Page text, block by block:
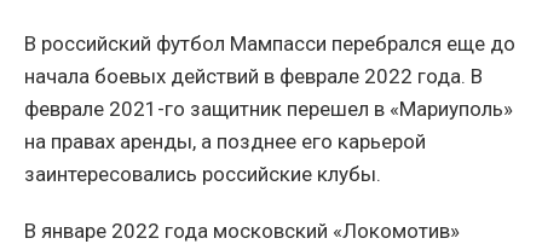
В российский футбол Мампасси перебрался еще до
начала боевых действий в феврале 2022 года. В
феврале 2021-го защитник перешел в «Мариуполь»
на правах аренды, а позднее его карьерой
заинтересовались российские клубы.
В январе 2022 года московский «Локомотив»